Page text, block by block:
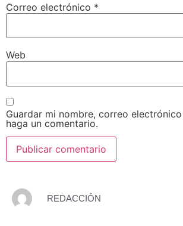
Correo electrónico *
Web
Guardar mi nombre, correo
haga un comentario.
REDACCIÓN